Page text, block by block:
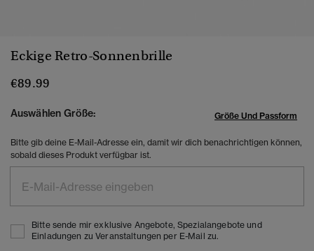
Eckige Retro-Sonnenbrille
€89.99
Auswählen Größe: Größe Und Passform
Bitte gib deine E-Mail-Adresse ein, damit wir dich benachrichtigen können,
sobald dieses Produkt verfügbar ist.
Bitte sende mir exklusive Angebote, Spezialangebote und
Einladungen zu Veranstaltungen per E-Mail zu.